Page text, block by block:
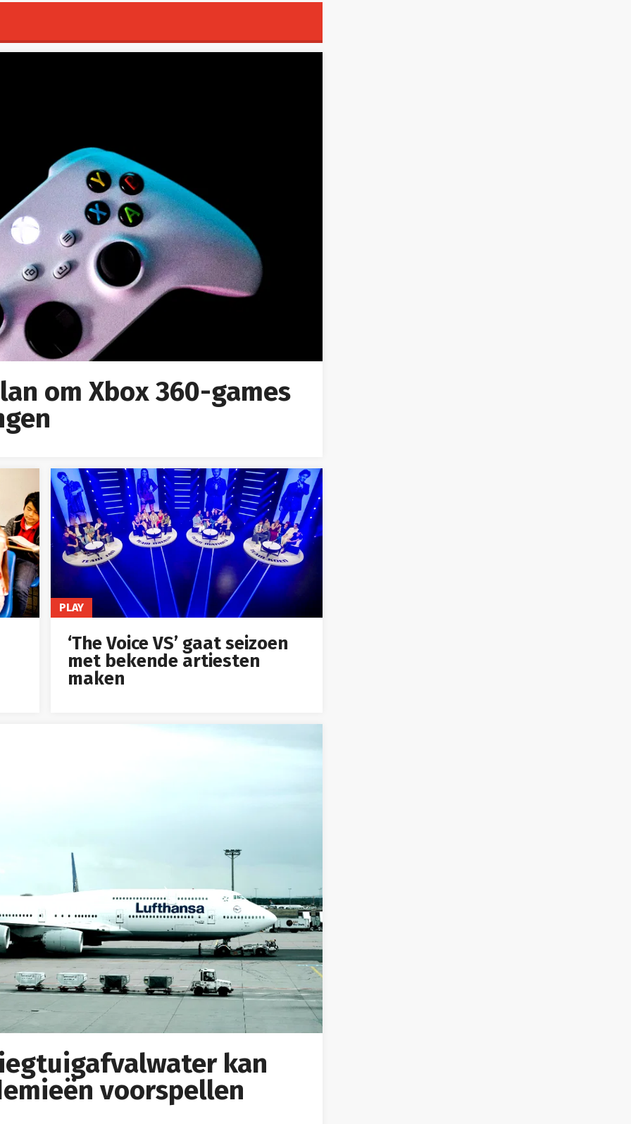
om Xbox 360-games
PLAY
‘The Voice VS’ gaat seizoen
met bekende artiesten
maken
kan
voorspellen